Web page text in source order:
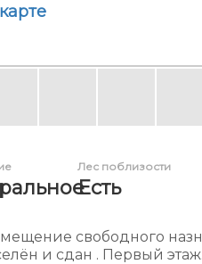
Лес поблизости
Есть
свободного
и сдан . Первый